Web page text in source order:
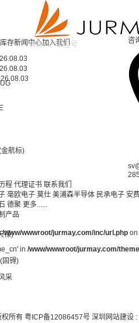
存新闻中心加入我们
咨
航标)
禄)
固锝)
程 代理证书 联系我们
毫欧电子 莫仕 美浦森半导体 民承电子 安
德聚 更多......
产品
/www/wwwroot/jurmay.com/inc/url.php
in /www/wwwroot/jurmay.com/
采
权所有 粤ICP备12086457号 深圳网站建设 :